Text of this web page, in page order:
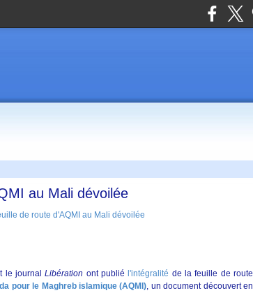
au Mali dévoilée
le journalLibération ont publié l'intégralité de la feuille de route
pour le Maghreb islamique (AQMI), un document découvert en